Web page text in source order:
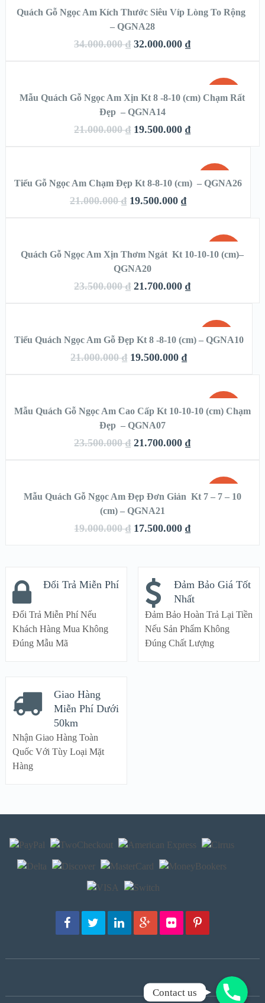
SALE!
QUICK LOOK
Quách Gỗ Ngọc Am Kích Thước Siêu Víp Lòng To Rộng
– QGNA28
34.000.000₫ 32.000.000₫
SALE!
QUICK LOOK
Mẫu Quách Gỗ Ngọc Am Xịn Kt 8 -8-10 (cm) Chạm Rất
Đẹp – QGNA14
21.000.000₫ 19.500.000₫
SALE!
QUICK LOOK
Tiểu Gỗ Ngọc Am Chạm Đẹp Kt 8-8-10 (cm) – QGNA26
21.000.000₫ 19.500.000 ₫
SALE!
QUICK LOOK
Quách Gỗ Ngọc Am Xịn Thơm Ngát Kt 10-10-10 (cm)–
QGNA20
23.500.000₫ 21.700.000₫
SALE!
QUICK LOOK
Tiểu Quách Ngọc Am Gỗ Đẹp Kt 8 -8-10 (cm) – QGNA10
21.000.000₫ 19.500.000₫
SALE!
QUICK LOOK
Mẫu Quách Gỗ Ngọc Am Cao Cấp Kt 10-10-10 (cm) Chạm
Đẹp – QGNA07
23.500.000₫ 21.700.000₫
SALE!
QUICK LOOK
Mẫu Quách Gỗ Ngọc Am Đẹp Đơn Giản Kt 7 – 7 – 10
(cm) – QGNA21
19.000.000₫ 17.500.000₫
Đổi Trả Miễn Phí
Đổi Trả Miễn Phí Nếu
Khách Hàng Mua Không
Đúng Mẫu Mã
Đảm Bảo Giá Tốt
Nhất
Đảm Bảo Hoàn Trả Lại Tiền
Nếu Sản Phẩm Không
Đúng Chất Lượng
Giao Hàng
Miễn Phí Dưới
50km
Nhận Giao Hàng Toàn
Quốc Với Tùy Loại Mặt
Hàng
Gọi Ngay!
Contact us